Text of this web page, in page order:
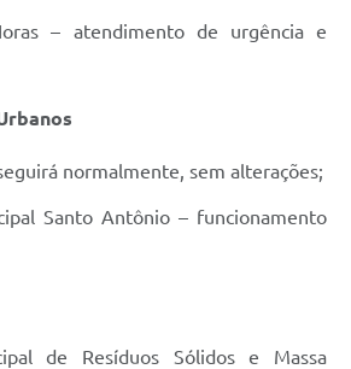
– atendimento de urgência e
normalmente, sem alterações;
Santo Antônio – funcionamento
de Resíduos Sólidos e Massa